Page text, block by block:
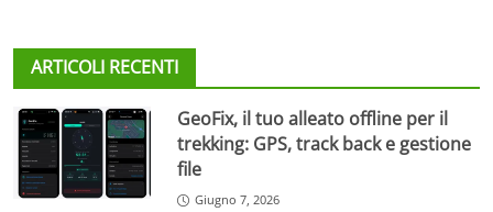
ARTICOLI RECENTI
GeoFix, il tuo alleato offline per il
trekking: GPS, track back e gestione
file
Giugno 7, 2026